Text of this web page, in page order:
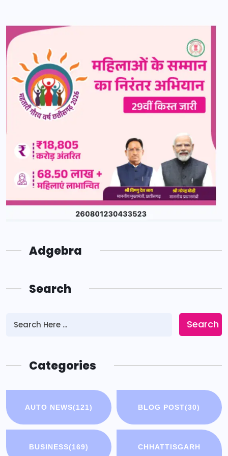
Adgebra
Search
Search
Categories
AUTO NEWS(121) BLOG POST(30)
BUSINESS(169)
CHHATTISGARH